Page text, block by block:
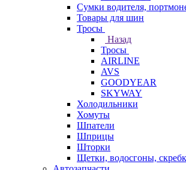
Сумки водителя,
Товары для шин
Тросы
Назад
Тросы
AIRLINE
AVS
GOODYEAR
SKYWAY
Холодильники
Хомуты
Шпатели
Шприцы
Шторки
Щетки, водосгоны,